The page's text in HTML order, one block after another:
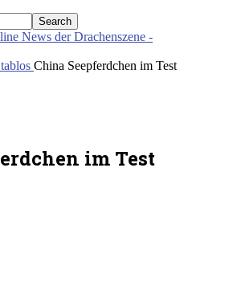
News der Drachenszene -
China Seepferdchen im Test
im Test